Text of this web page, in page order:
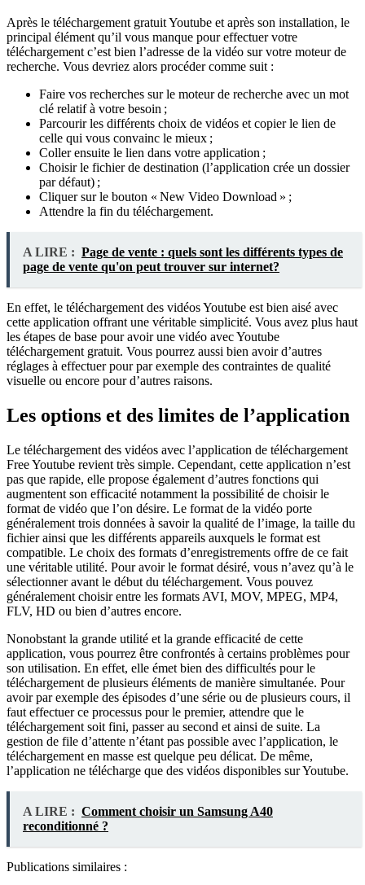
Après le téléchargement gratuit Youtube et après son installation, le
principal élément qu’il vous manque pour effectuer votre
téléchargement c’est bien l’adresse de la vidéo sur votre moteur de
recherche. Vous devriez alors procéder comme suit :
Faire vos recherches sur le moteur de recherche avec un mot
clé relatif à votre besoin ;
Parcourir les différents choix de vidéos et copier le lien de
celle qui vous convainc le mieux ;
Coller ensuite le lien dans votre application ;
Choisir le fichier de destination (l’application crée un dossier
par défaut) ;
Cliquer sur le bouton « New Video Download » ;
Attendre la fin du téléchargement.
A LIRE : Page de vente : quels sont les différents types de
page de vente qu'on peut trouver sur internet?
En effet, le téléchargement des vidéos Youtube est bien aisé avec
cette application offrant une véritable simplicité. Vous avez plus haut
les étapes de base pour avoir une vidéo avec Youtube
téléchargement gratuit. Vous pourrez aussi bien avoir d’autres
réglages à effectuer pour par exemple des contraintes de qualité
visuelle ou encore pour d’autres raisons.
Les options et des limites de l’application
Le téléchargement des vidéos avec l’application de téléchargement
Free Youtube revient très simple. Cependant, cette application n’est
pas que rapide, elle propose également d’autres fonctions qui
augmentent son efficacité notamment la possibilité de choisir le
format de vidéo que l’on désire. Le format de la vidéo porte
généralement trois données à savoir la qualité de l’image, la taille du
fichier ainsi que les différents appareils auxquels le format est
compatible. Le choix des formats d’enregistrements offre de ce fait
une véritable utilité. Pour avoir le format désiré, vous n’avez qu’à le
sélectionner avant le début du téléchargement. Vous pouvez
généralement choisir entre les formats AVI, MOV, MPEG, MP4,
FLV, HD ou bien d’autres encore.
Nonobstant la grande utilité et la grande efficacité de cette
application, vous pourrez être confrontés à certains problèmes pour
son utilisation. En effet, elle émet bien des difficultés pour le
téléchargement de plusieurs éléments de manière simultanée. Pour
avoir par exemple des épisodes d’une série ou de plusieurs cours, il
faut effectuer ce processus pour le premier, attendre que le
téléchargement soit fini, passer au second et ainsi de suite. La
gestion de file d’attente n’étant pas possible avec l’application, le
téléchargement en masse est quelque peu délicat. De même,
l’application ne télécharge que des vidéos disponibles sur Youtube.
A LIRE : Comment choisir un Samsung A40
reconditionné ?
Publications similaires :